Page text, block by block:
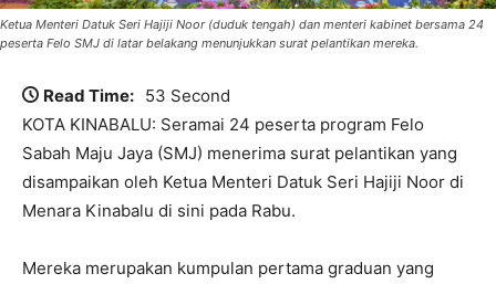
Ketua Menteri Datuk Seri Hajiji Noor (duduk tengah) dan menteri kabinet bersama 24
peserta Felo SMJ di latar belakang menunjukkan surat pelantikan mereka.
Read Time: 53 Second
KOTA KINABALU: Seramai 24 peserta program Felo
Sabah Maju Jaya (SMJ) menerima surat pelantikan yang
disampaikan oleh Ketua Menteri Datuk Seri Hajiji Noor di
Menara Kinabalu di sini pada Rabu.
Mereka merupakan kumpulan pertama graduan yang